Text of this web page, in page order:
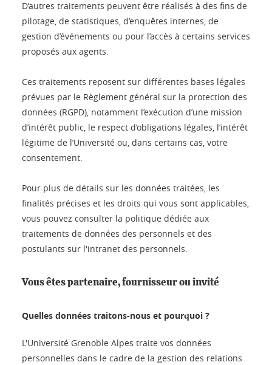
D’autres traitements peuvent être réalisés à des fins de
pilotage, de statistiques, d’enquêtes internes, de
gestion d’événements ou pour l’accès à certains services
proposés aux agents.
Ces traitements reposent sur différentes bases légales
prévues par le Règlement général sur la protection des
données (RGPD), notamment l’exécution d’une mission
d’intérêt public, le respect d’obligations légales, l’intérêt
légitime de l’Université ou, dans certains cas, votre
consentement.
Pour plus de détails sur les données traitées, les
finalités précises et les droits qui vous sont applicables,
vous pouvez consulter la politique dédiée aux
traitements de données des personnels et des
postulants sur l'intranet des personnels.
Vous êtes partenaire, fournisseur ou invité
Quelles données traitons-nous et pourquoi ?
L'Université Grenoble Alpes traite vos données
personnelles dans le cadre de la gestion des relations